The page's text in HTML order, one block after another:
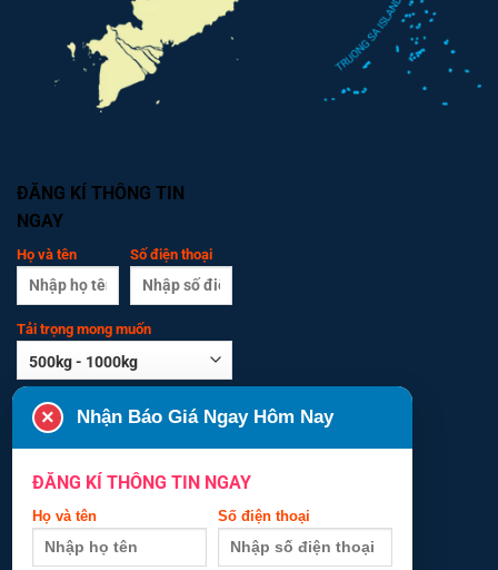
ĐĂNG KÍ THÔNG TIN
NGAY
Họ và tên Số điện thoại
Tải trọng mong muốn
Số tầng
cháy
Kích thước hố
thang
Kích thước cửa
× Nhận Báo Giá Ngay Hôm Nay
ĐĂNG KÍ THÔNG TIN NGAY
Họ và tên Số điện thoại